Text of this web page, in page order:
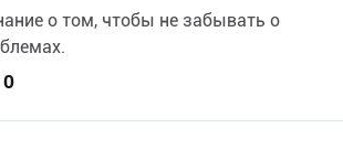
о том, чтобы не забывать о
0